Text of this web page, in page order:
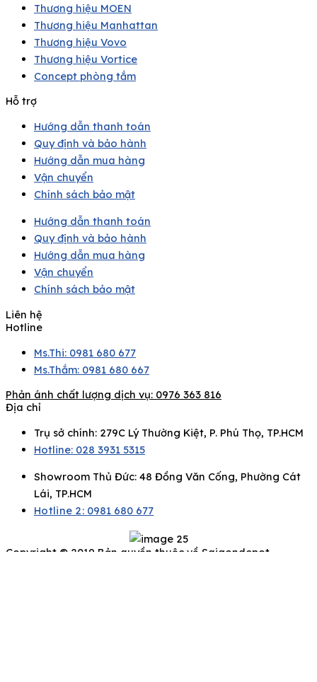
Thương hiệu MOEN
Thương hiệu Manhattan
Thương hiệu Vovo
Thương hiệu Vortice
Concept phòng tắm
Hỗ trợ
Hướng dẫn thanh toán
Quy định và bảo hành
Hướng dẫn mua hàng
Vận chuyển
Chính sách bảo mật
Hướng dẫn thanh toán
Quy định và bảo hành
Hướng dẫn mua hàng
Vận chuyển
Chính sách bảo mật
Liên hệ
Hotline
Ms.Thi: 0981 680 677
Ms.Thắm: 0981 680 667
Phản ánh chất lượng dịch vụ: 0976 363 816
Địa chỉ
Trụ sở chính: 279C Lý Thường Kiệt, P. Phú Thọ, TP.HCM
Hotline: 028 3931 5315
Showroom Thủ Đức: 48 Đồng Văn Cống, Phường Cát
Lái, TP.HCM
Hotline 2: 0981 680 677
Copyright © 2019 Bản quyền thuộc về Saigondepot